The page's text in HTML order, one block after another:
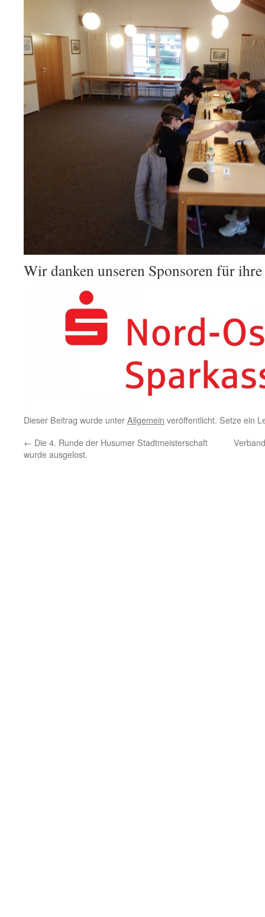
Wir danken unseren Sponsoren für
Dieser Beitrag wurde unterAllgemein veröffentlicht. Setze ein
← Die 4. Runde der Husumer Stadtmeisterschaft
wurde ausgelost.